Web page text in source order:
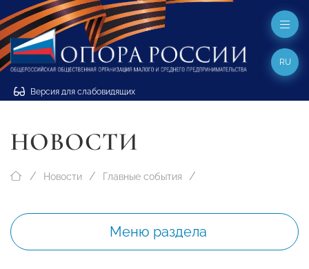
Версия для слабовидящих
RU
НОВОСТИ
Новости Главные события
Меню раздела